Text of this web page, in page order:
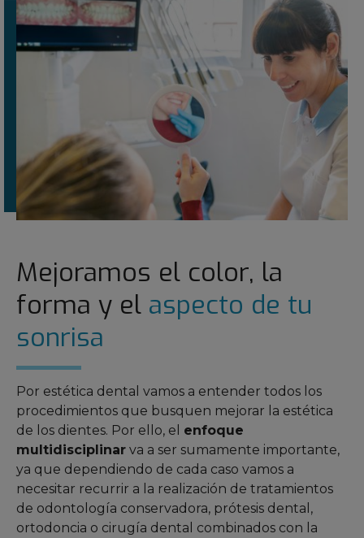
Mejoramos el color, la
forma y el aspecto de tu
sonrisa
Por estética dental vamos a entender todos los
procedimientos que busquen mejorar la estética
de los dientes. Por ello, el enfoque
multidisciplinar va a ser sumamente importante,
ya que dependiendo de cada caso vamos a
necesitar recurrir a la realización de tratamientos
de odontología conservadora, prótesis dental,
ortodoncia o cirugía dental combinados con la